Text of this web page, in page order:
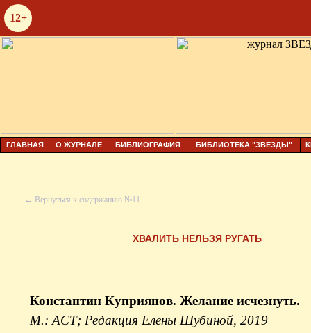
12+
ГЛАВНАЯ О ЖУРНАЛЕ БИБЛИОГРАФИЯ БИБЛИОТЕКА "ЗВЕЗДЫ"
← Вернуться к содержанию №11
ХВАЛИТЬ НЕЛЬЗЯ РУГАТЬ
Константин Куприянов. Желание исчезнуть.
М.: АСТ; Редакция Елены Шубиной, 2019